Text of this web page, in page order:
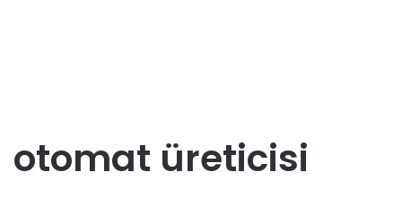
otomat üreticisi